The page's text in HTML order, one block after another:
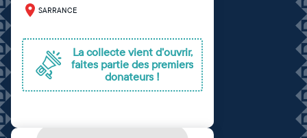
SARRANCE
La collecte vient d'ouvrir,
faites partie des premiers
donateurs !